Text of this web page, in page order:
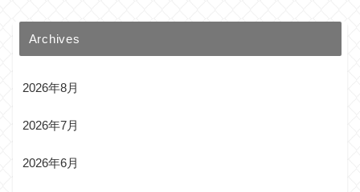
Archives
2026年8月
2026年7月
2026年6月